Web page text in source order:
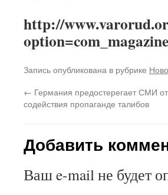
http://
Запись опубликована в рубрике
← Германия предостерегает СМИ от
содействия пропаганде талибов
Добавить
Ваш e-mail не будет